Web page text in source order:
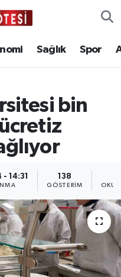
Sağlık Spor
bin
14:31 138
GÖSTERIM
Haritası